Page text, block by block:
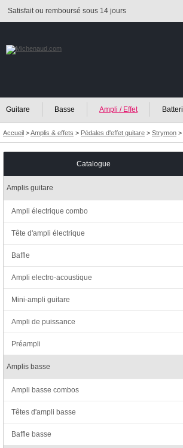
Satisfait ou remboursé sous 14 jours
Guitare Basse Ampli / Effet
Accueil >Amplis & effets > Pédales d'effet guitare > Strymon >
Catalogue
Amplis guitare
Ampli électrique combo
Tête d'ampli électrique
Baffle
Ampli electro-acoustique
Mini-ampli guitare
Ampli de puissance
Préampli
Amplis basse
Ampli basse combos
Têtes d'ampli basse
Baffle basse